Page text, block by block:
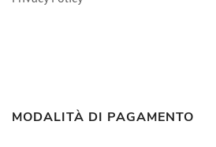
MODALITÀ DI PAGAMENTO